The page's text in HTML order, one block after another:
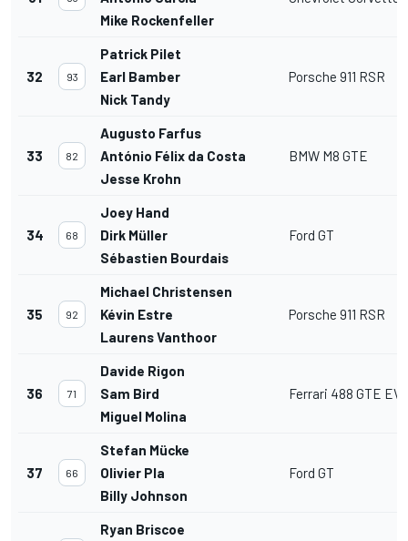
Mike Rockenfeller
32 93
Patrick Pilet
Earl Bamber
Nick Tandy
Porsche 911 RSR
33 82
Augusto Farfus
António Félix da Costa
Jesse Krohn
BMW M8 GTE
34 68
Joey Hand
Dirk Müller
Sébastien Bourdais
Ford GT
35 92
Michael Christensen
Kévin Estre
Laurens Vanthoor
Porsche 911 RSR
36 71
Davide Rigon
Sam Bird
Miguel Molina
Ferrari 488 GTE
37 66
Stefan Mücke
Olivier Pla
Billy Johnson
Ford GT
Ryan Briscoe